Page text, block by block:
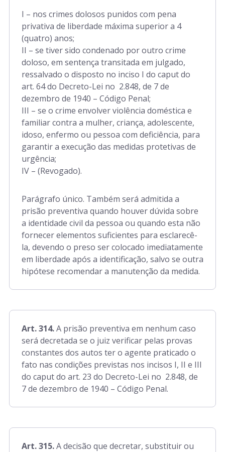
I – nos crimes dolosos punidos com pena
privativa de liberdade máxima superior a 4
(quatro) anos;
II – se tiver sido condenado por outro crime
doloso, em sentença transitada em julgado,
ressalvado o disposto no inciso I do caput do
art. 64 do Decreto-Lei no 2.848, de 7 de
dezembro de 1940 – Código Penal;
III – se o crime envolver violência doméstica e
familiar contra a mulher, criança, adolescente,
idoso, enfermo ou pessoa com deficiência, para
garantir a execução das medidas protetivas de
urgência;
IV – (Revogado).
Parágrafo único. Também será admitida a
prisão preventiva quando houver dúvida sobre
a identidade civil da pessoa ou quando esta não
fornecer elementos suficientes para esclarecê-
la, devendo o preso ser colocado imediatamente
em liberdade após a identificação, salvo se outra
hipótese recomendar a manutenção da medida.
Art. 314.A prisão preventiva em nenhum caso
será decretada se o juiz verificar pelas provas
constantes dos autos ter o agente praticado o
fato nas condições previstas nos incisos I, II e III
do caput do art. 23 do Decreto-Lei no 2.848, de
7 de dezembro de 1940 – Código Penal.
Art. 315.A decisão que decretar, substituir ou